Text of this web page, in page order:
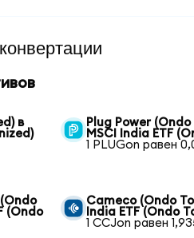
в
Plug Power
MSCI India ETF
1 PLUGon равен
(Ondo
(Ondo
Cameco (Ondo
India ETF (Ondo
1 CCJon равен